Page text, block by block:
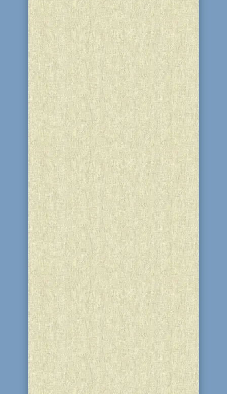
Начиная с января 2017 года новые
репатрианты в Израиле получили
возможность изучать иврит в том
числе в частном ульпане или в
вечерние часы. Такое решение
приняло министерство абсорбции
после подведения итогов действия
пилотной программы для
репатриантов из Бельгии,...
Для учащихся УВК "Ор-Авнер"
марафон ханукальных мероприятий
завершился долгожданным
каникулами. Этой зимой все были в
ожидании очередного сюрприза -
поездки в зимние лагеря Yeka Girls и
JewTopia, которые встречали своих